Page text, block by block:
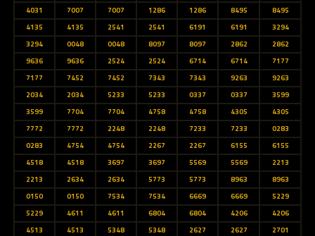
4031
7007 7007 1286 1286 8495
8495
4135
4135 2541 2541 6191 6191
3294
3294
0048 0048 8097 8097 2862
2862
9636
9636 2524 2524 6714 6714
7177
7177
7452 7452 7343 7343 9263
9263
2034
2034 5233 5233 0337 0337
3599
3599
7704 7704 4758 4758 4305
4305
7772
7772 2248 2248 7233 7233
0283
0283
4754 4754 2267 2267 6155
6155
4518
4518 3697 3697 5569 5569
2213
2213
2634 2634 5773 5773 8963
8963
0150
0150 7534 7534 6669 6669
5229
5229
4611 4611 6804 6804 4206
4206
4513
4513 5348 5348 2627 2627
2701